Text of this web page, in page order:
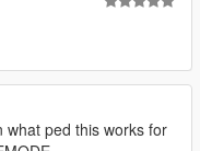
what ped this works for